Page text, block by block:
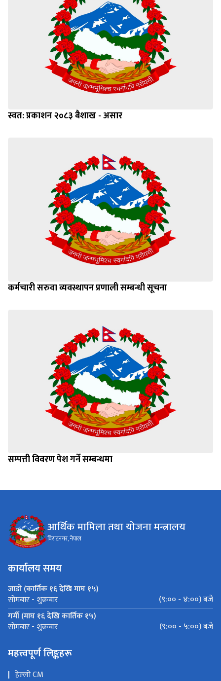
स्वत: प्रकाशन २०८३ बैशाख - असार
कर्मचारी सरुवा व्यवस्थापन प्रणाली सम्बन्धी सूचना
सम्पत्ती विवरण पेश गर्ने सम्बन्धमा
आर्थिक मामिला तथा योजना मन्त्रालय
विराटनगर, नेपाल
कार्यालय समय
जाडो (कार्तिक १६ देखि माघ १५)
सोमबार - शुक्रबार
(९:०० - ४:००) बजे
गर्मी (माघ १६ देखि कार्तिक १५)
सोमबार - शुक्रबार (९:०० - ५:००) बजे
महत्त्वपूर्ण लिङ्कहरू
हेल्लो CM